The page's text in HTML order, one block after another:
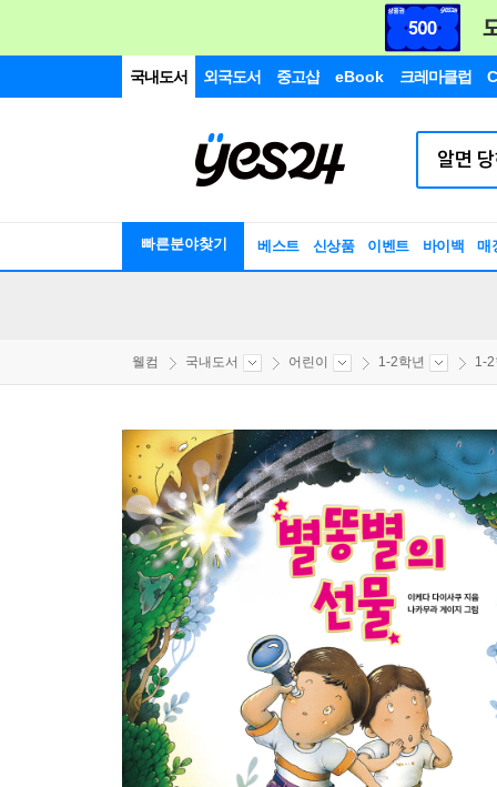
국내도서 외국도서 중고샵 eBook 크레마클럽
빠른분야찾기 베스트 신상품 이벤트 바이백 매
웰컴 국내도서 어린이 1-2학년 1-